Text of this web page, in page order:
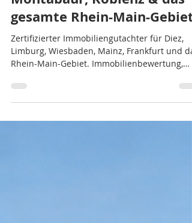
Diez, Limburg, Wiesbaden,
Mainz, Frankfurt,
Montabaur, Koblenz & das
gesamte Rhein-Main-Gebiet
Zertifizierter Immobiliengutachter für Diez,
Limburg, Wiesbaden, Mainz, Frankfurt und